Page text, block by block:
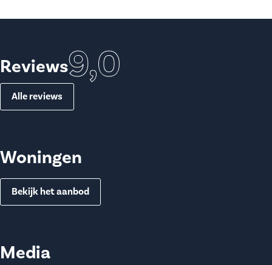
Reviews9,0
Alle reviews
Woningen
Bekijk het aanbod
Media